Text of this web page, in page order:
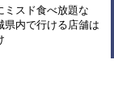
ミスド食べ放題な
県内で行ける店舗は